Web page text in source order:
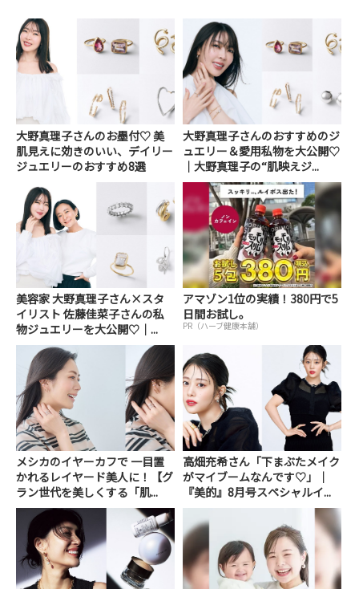
大野真理子さんのお墨付♡ 美
肌見えに効きのいい、デイリー
ジュエリーのおすすめ8選
大野真理子さんのおすすめのジ
ュエリー＆愛用私物を大公開♡
｜大野真理子の“肌映えジ...
美容家 大野真理子さん×スタ
イリスト 佐藤佳菜子さんの私
物ジュエリーを大公開♡｜...
アマゾン1位の実績！380円で5
日間お試し。
PR（ハーブ健康本舗）
メシカのイヤーカフで 一目置
かれるレイヤード美人に！【グ
ラン世代を美しくする「肌...
高畑充希さん「下まぶたメイク
がマイブームなんです♡」｜
『美的』8月号スペシャルイ...